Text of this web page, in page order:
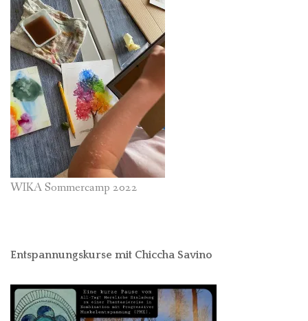
WIKA Sommercamp 2022
Entspannungskurse mit Chiccha Savino